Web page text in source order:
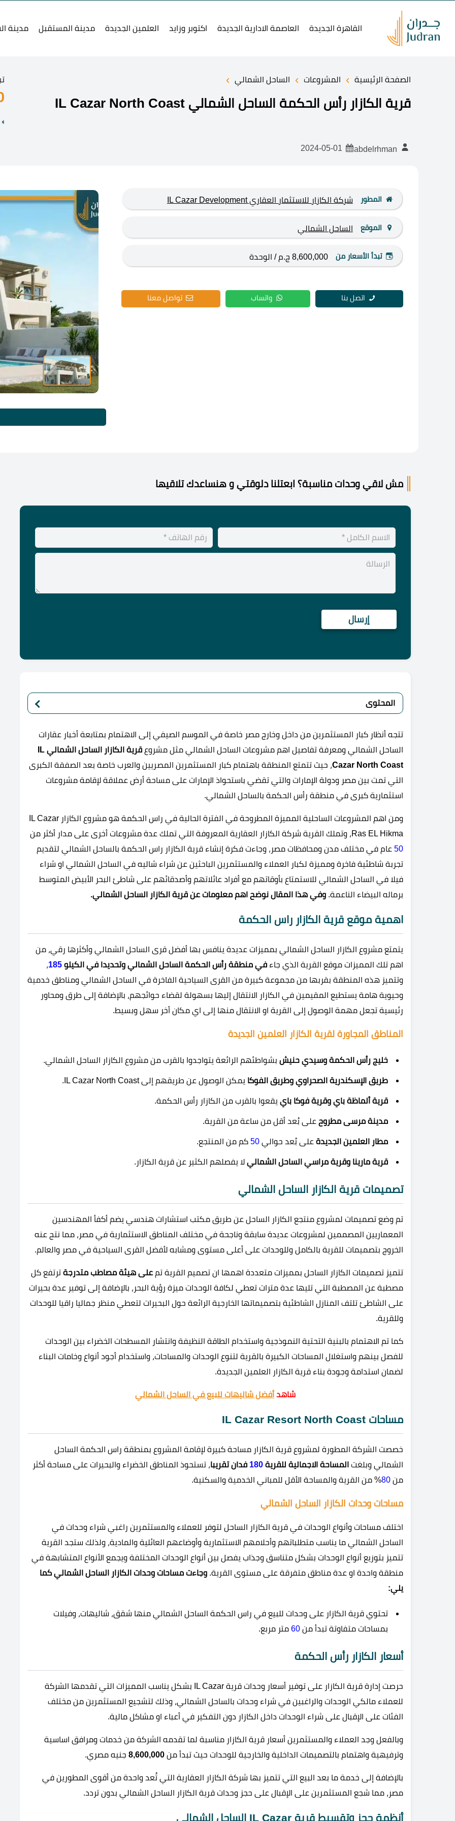
القاهرة الجديدة العاصمة الادارية الجديدة اكتوبر وزايد العلمين الجديدة مدينة المستقبل مدينة
الصفحة الرئيسية › المشروعات › الساحل الشمالي ›
قرية الكازار رأس الحكمة الساحل الشمالي IL Cazar North Coast
المطور شركة الكازار للاستثمار العقاري IL Cazar Development
الموقع الساحل الشمالي
تبدأ الأسعار من 8,600,000 ج.م / الوحدة
اتصل بنا واتساب تواصل معنا
مش لاقي وحدات مناسبة؟ ابعتلنا دلوقتي و هنساعدك تلاقيها
المحتوى
تتجه أنظار كبار المستثمرين من داخل وخارج مصر خاصة في الموسم الصيفي إلى الاهتمام بمتابعة أخبار عقارات
الساحل الشمالي ومعرفة تفاصيل اهم مشروعات الساحل الشمالي مثل مشروع قرية الكازار الساحل الشمالي IL
Cazar North Coast، حيث تتمتع المنطقة باهتمام كبار المستثمرين المصريين والعرب خاصة بعد الصفقة الكبرى
التي تمت بين مصر ودولة الإمارات والتي تقضي باستحواذ الإمارات على مساحة أرض عملاقة لإقامة مشروعات
استثمارية كبرى في منطقة رأس الحكمة بالساحل الشمالي.
ومن اهم المشروعات الساحلية المميزة المطروحة في الفترة الحالية في راس الحكمة هو مشروع الكازار IL Cazar
Ras EL Hikma، وتملك القرية شركة الكازار العقارية المعروفة التي تملك عدة مشروعات أخرى على مدار أكثر من
50 عام في مختلف مدن ومحافظات مصر، وجاءت فكرة إنشاء قرية الكازار راس الحكمة بالساحل الشمالي لتقديم
تجربة شاطئية فاخرة ومميزة لكبار العملاء والمستثمرين الباحثين عن شراء شاليه في الساحل الشمالي او شراء
فيلا في الساحل الشمالي للاستمتاع بأوقاتهم مع أفراد عائلاتهم وأصدقائهم على شاطئ البحر الأبيض المتوسط
برماله البيضاء الناعمة. وفي هذا المقال نوضح اهم معلومات عن قرية الكازار الساحل الشمالي.
اهمية موقع قرية الكازار راس الحكمة
يتمتع مشروع الكازار الساحل الشمالي بمميزات عديدة ينافس بها أفضل قرى الساحل الشمالي وأكثرها رقي، من
اهم تلك المميزات موقع القرية الذي جاء في منطقة رأس الحكمة الساحل الشمالي وتحديدا في الكيلو 185،
وتتميز هذه المنطقة بقربها من مجموعة كبيرة من القرى السياحية الفاخرة في الساحل الشمالي ومناطق خدمية
وحيوية هامة يستطيع المقيمين في الكازار الانتقال إليها بسهولة لقضاء حوائجهم، بالإضافة إلى طرق ومحاور
رئيسية تجعل مهمة الوصول إلى القرية او الانتقال منها إلى اي مكان أخر سهل وبسيط.
المناطق المجاورة لقرية الكازار العلمين الجديدة
خليج رأس الحكمة وسيدي حنيش بشواطئهم الرائعة يتواجدوا بالقرب من مشروع الكازار الساحل الشمالي.
طريق الإسكندرية الصحراوي وطريق الفوكا يمكن الوصول عن طريقهم إلى IL Cazar North Coast.
قرية ألماظة باي وقرية فوكا باي يقعوا بالقرب من الكازار رأس الحكمة.
مدينة مرسى مطروح على بُعد أقل من ساعة من القرية.
مطار العلمين الجديدة على بُعد حوالي 50 كم من المنتجع.
قرية مارينا وقرية مراسي الساحل الشمالي لا يفصلهم الكثير عن قرية الكازار.
تصميمات قرية الكازار الساحل الشمالي
تم وضع تصميمات لمشروع منتجع الكازار الساحل عن طريق مكتب استشارات هندسي يضم أكفأ المهندسين
المعماريين المصممين لمشروعات عديدة سابقة وناجحة في مختلف المناطق الاستثمارية في مصر، مما نتج عنه
الخروج بتصميمات للقرية بالكامل وللوحدات على أعلى مستوى ومشابه لأفضل القرى السياحية في مصر والعالم.
تتميز تصميمات الكازار الساحل بمميزات متعددة اهمها ان تصميم القرية تم على هيئة مصاطب متدرجة ترتفع كل
مصطبة عن المصطبة التي تليها عدة مترات تعطي لكافة الوحدات ميزة رؤية البحر، بالإضافة إلى توفير عدة بحيرات
على الشاطئ تلتف المنازل الشاطئية بتصميماتها الخارجية الرائعة حول البحيرات لتعطي منظر جماليا راقيا للوحدات
وللقرية.
كما تم الاهتمام بالبنية التحتية النموذجية واستخدام الطاقة النظيفة وانتشار المسطحات الخضراء بين الوحدات
للفصل بينهم واستغلال المساحات الكبيرة بالقرية لتنوع الوحدات والمساحات، واستخدام أجود أنواع وخامات البناء
لضمان استدامة وجودة بناء قرية الكازار العلمين الجديدة.
شاهدأفضل شاليهات للبيع في الساحل الشمالي
مساحات IL Cazar Resort North Coast
خصصت الشركة المطورة لمشروع قرية الكازار مساحة كبيرة لإقامة المشروع بمنطقة راس الحكمة الساحل
الشمالي وبلغت المساحة الاجمالية للقرية 180 فدان تقريبا، تستحوذ المناطق الخضراء والبحيرات على مساحة أكثر
من 80% من القرية والمساحة الأقل للمباني الخدمية والسكنية.
مساحات وحدات الكازار الساحل الشمالي
اختلف مساحات وأنواع الوحدات في قرية الكازار الساحل لتوفر للعملاء والمستثمرين راغبي شراء وحدات في
الساحل الشمالي ما يناسب متطلباتهم وأحلامهم الاستثمارية وأوضاعهم العائلية والمادية، ولذلك ستجد القرية
تتميز بتوزيع أنواع الوحدات بشكل متناسق وجذاب يفصل بين أنواع الوحدات المختلفة ويجمع الأنواع المتشابهة في
منطقة واحدة او عدة مناطق متفرقة على مستوى القرية. وجاءت مساحات وحدات الكازار الساحل الشمالي كما
يلي:
تحتوي قرية الكازار على وحدات للبيع في راس الحكمة الساحل الشمالي منها شقق، شاليهات، وفيلات
بمساحات متفاوتة تبدأ من 60 متر مربع.
أسعار الكازار رأس الحكمة
حرصت إدارة قرية الكازار على توفير أسعار وحدات قرية IL Cazar بشكل يناسب المميزات التي تقدمها الشركة
للعملاء مالكي الوحدات والراغبين في شراء وحدات بالساحل الشمالي، وذلك لتشجيع المستثمرين من مختلف
الفئات على الإقبال على شراء الوحدات داخل الكازار دون التفكير في أعباء او مشاكل مالية.
وبالفعل وجد العملاء والمستثمرين أسعار قرية الكازار مناسبة لما تقدمه الشركة من خدمات ومرافق اساسية
وترفيهية واهتمام بالتصميمات الداخلية والخارجية للوحدات حيث تبدأ من 8,600,000 جنيه مصري.
بالإضافة إلى خدمة ما بعد البيع التي تتميز بها شركة الكازار العقارية التي تُعد واحدة من أقوى المطورين في
مصر، مما شجع المستثمرين على الإقبال على حجز وحدات قرية الكازار الساحل الشمالي بدون تردد.
أنظمة حجز وتقسيط قرية IL Cazar الساحل الشمالي